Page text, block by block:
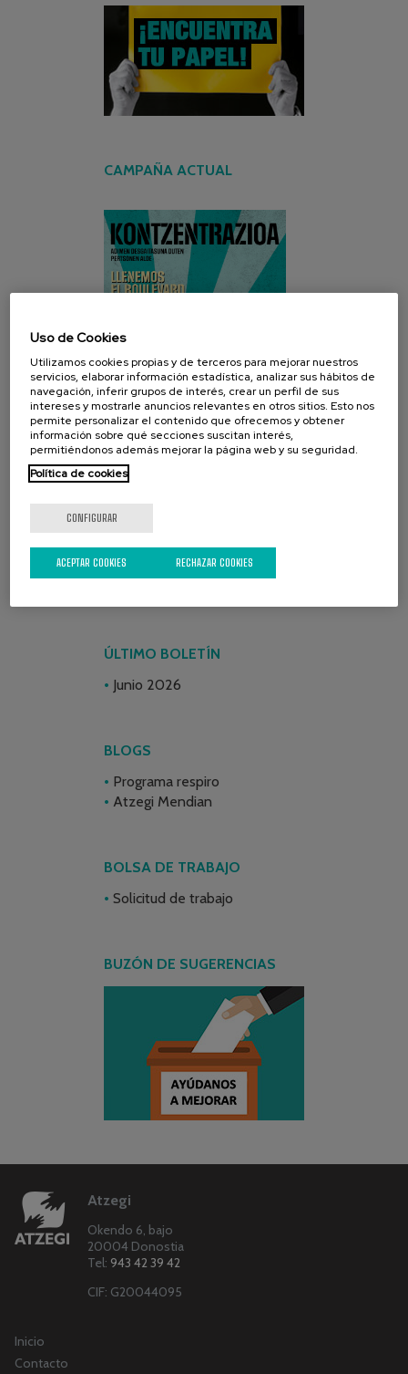
CAMPAÑA ACTUAL
REDES SOCIALES
ÚLTIMO BOLETÍN
Junio 2026
BLOGS
Programa respiro
Atzegi Mendian
BOLSA DE TRABAJO
Solicitud de trabajo
BUZÓN DE SUGERENCIAS
Atzegi
Okendo 6, bajo
20004 Donostia
Tel: 943 42 39 42
CIF: G20044095
Inicio
Contacto
Uso de Cookies
Utilizamos cookies propias y de terceros para mejorar nuestros
servicios, elaborar información estadística, analizar sus hábitos de
navegación, inferir grupos de interés, crear un perfil de sus
intereses y mostrarle anuncios relevantes en otros sitios. Esto nos
permite personalizar el contenido que ofrecemos y obtener
información sobre qué secciones suscitan interés,
permitiéndonos además mejorar la página web y su seguridad.
Política de cookies
CONFIGURAR
RECHAZAR COOKIES
ACEPTAR COOKIES